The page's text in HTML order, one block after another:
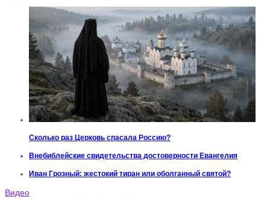
Сколько раз Церковь спасала Россию?
Внебиблейские свидетельства достоверности Евангелия
Иван Грозный: жестокий тиран или оболганный святой?
Видео